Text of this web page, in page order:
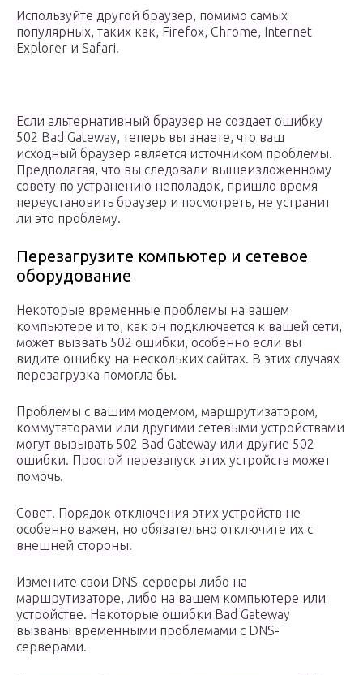
Используйте другой браузер, помимо самых
популярных, таких как, Firefox, Chrome, Internet
Explorer и Safari.
Если альтернативный браузер не создает ошибку
502 Bad Gateway, теперь вы знаете, что ваш
исходный браузер является источником проблемы.
Предполагая, что вы следовали вышеизложенному
совету по устранению неполадок, пришло время
переустановить браузер и посмотреть, не устранит
ли это проблему.
Перезагрузите компьютер и сетевое
оборудование
Некоторые временные проблемы на вашем
компьютере и то, как он подключается к вашей сети,
может вызвать 502 ошибки, особенно если вы
видите ошибку на нескольких сайтах. В этих случаях
перезагрузка помогла бы.
Проблемы с вашим модемом, маршрутизатором,
коммутаторами или другими сетевыми устройствами
могут вызывать 502 Bad Gateway или другие 502
ошибки. Простой перезапуск этих устройств может
помочь.
Совет. Порядок отключения этих устройств не
особенно важен, но обязательно отключите их с
внешней стороны.
Измените свои DNS-серверы либо на
маршрутизаторе, либо на вашем компьютере или
устройстве. Некоторые ошибки Bad Gateway
вызваны временными проблемами с DNS-
серверами.